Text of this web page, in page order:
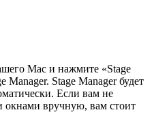
Mac и нажмите «Stage
Manager. Stage Manager будет
Если вам не
окнами вручную, вам стоит